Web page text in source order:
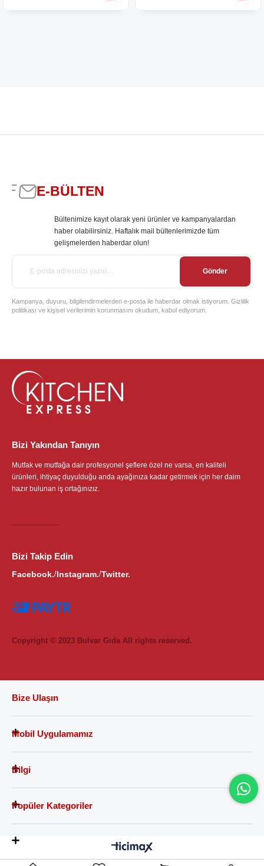
E-BÜLTEN
Bültenimize kayıt olarak yeni ürünler ve kampanyalardan
haber olabilirsiniz. Haftalık mail bültenlerimizde tüm
gelişmelerden haberdar olun!
Gönder
Kampanya, duyuru, bilgilendirmelerden e-posta ile haberdar olmak istiyorum. Gizlilik
politikası ve kişisel verilerimin korunmasını okudum, kabul ediyorum.
Bizi Yakından Tanıyın
Mutfak ve mutfağa dair profesyonel şeflere özel ne varsa, en kaliteli
ürünleri, ihtiyaç duyulduğu anda ayağınıza kadar getirmek için her daim
hazır bulunan iş ortağınızız.
Bizi Takip Edin
Facebook./Instagram./Twitter.
Copyright © 2023 Bulvar Gıda All rights reserved.
Bize Ulaşın
Mobil Uygulamamız
Bilgi
Popüler Kategoriler